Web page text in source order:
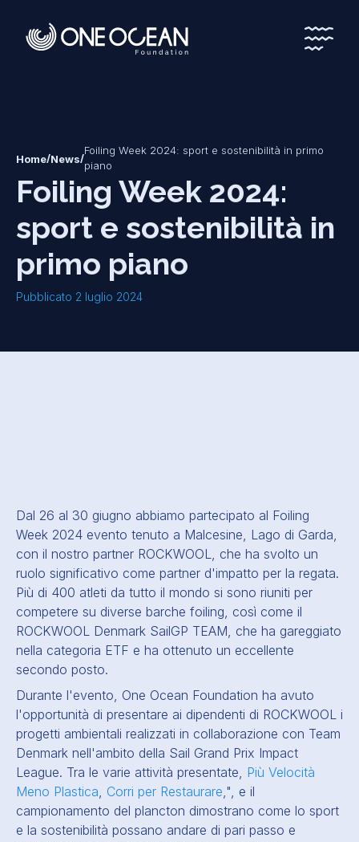
*
*
Home/News/
Foiling Week 2024: sport e sostenibilità in primo
piano
Foiling Week 2024:
sport e sostenibilità in
primo piano
Pubblicato 2 luglio 2024
Dal 26 al 30 giugno abbiamo partecipato al Foiling
Week 2024 evento tenuto a Malcesine, Lago di Garda,
con il nostro partner ROCKWOOL, che ha svolto un
ruolo significativo come partner d'impatto per la regata.
Più di 400 atleti da tutto il mondo si sono riuniti per
competere su diverse barche foiling, così come il
ROCKWOOL Denmark SailGP TEAM, che ha gareggiato
nella categoria ETF e ha ottenuto un eccellente
secondo posto.
Durante l'evento, One Ocean Foundation ha avuto
l'opportunità di presentare ai dipendenti di ROCKWOOL i
progetti ambientali realizzati in collaborazione con Team
Denmark nell'ambito della Sail Grand Prix Impact
League. Tra le varie attività presentate, Più Velocità
Meno Plastica, Corri per Restaurare,", e il
campionamento del plancton dimostrano come lo sport
e la sostenibilità possano andare di pari passo e